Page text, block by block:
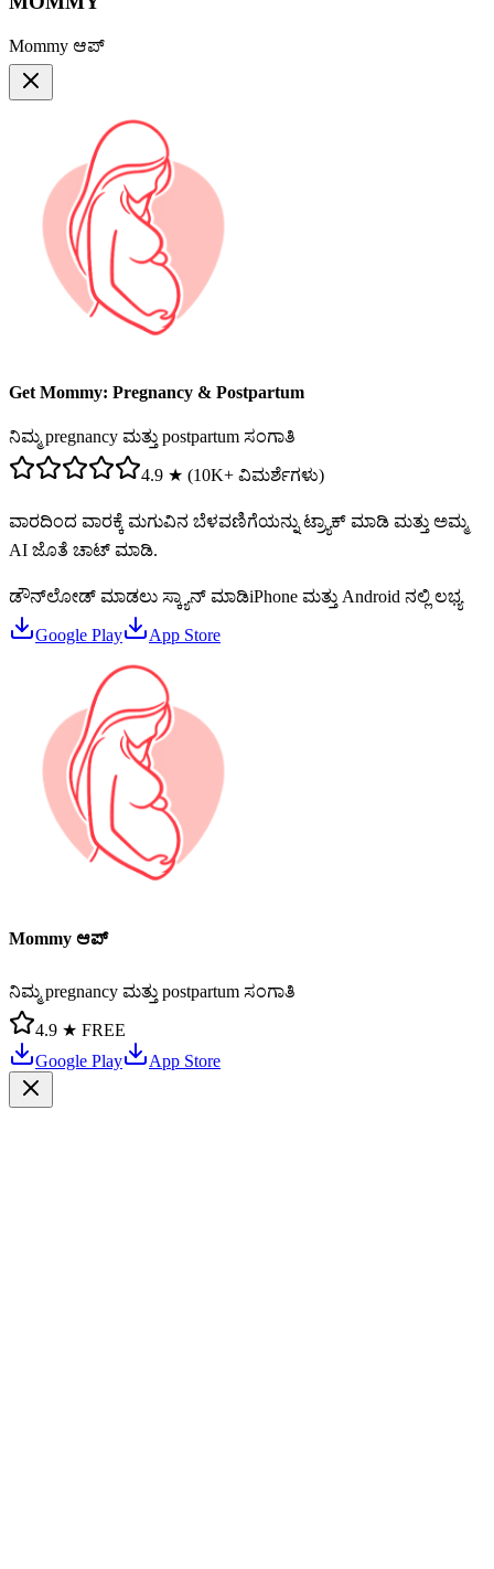
Mommy ಆಪ್
Get Mommy: Pregnancy & Postpartum
ನಿಮ್ಮ pregnancy ಮತ್ತು postpartum ಸಂಗಾತಿ
4.9 ★ (10K+ ವಿಮರ್ಶೆಗಳು)
ವಾರದಿಂದ ವಾರಕ್ಕೆ ಮಗುವಿನ ಬೆಳವಣಿಗೆಯನ್ನು ಟ್ರ್ಯಾಕ್ ಮಾಡಿ ಮತ್ತು ಅಮ್ಮ
AI ಜೊತೆ ಚಾಟ್ ಮಾಡಿ.
ಡೌನ್‌ಲೋಡ್ ಮಾಡಲು ಸ್ಕ್ಯಾನ್ ಮಾಡಿiPhone ಮತ್ತು Android ನಲ್ಲಿ ಲಭ್ಯ
Google Play App Store
Mommy ಆಪ್
ನಿಮ್ಮ pregnancy ಮತ್ತು postpartum ಸಂಗಾತಿ
4.9 ★ FREE
Google Play
App Store